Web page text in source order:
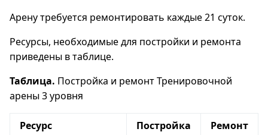
Арену требуется ремонтировать каждые 21 суток.
Ресурсы, необходимые для постройки и ремонта
приведены в таблице.
Таблица. Постройка и ремонт Тренировочной
арены 3 уровня
Ресурс Постройка Ремонт